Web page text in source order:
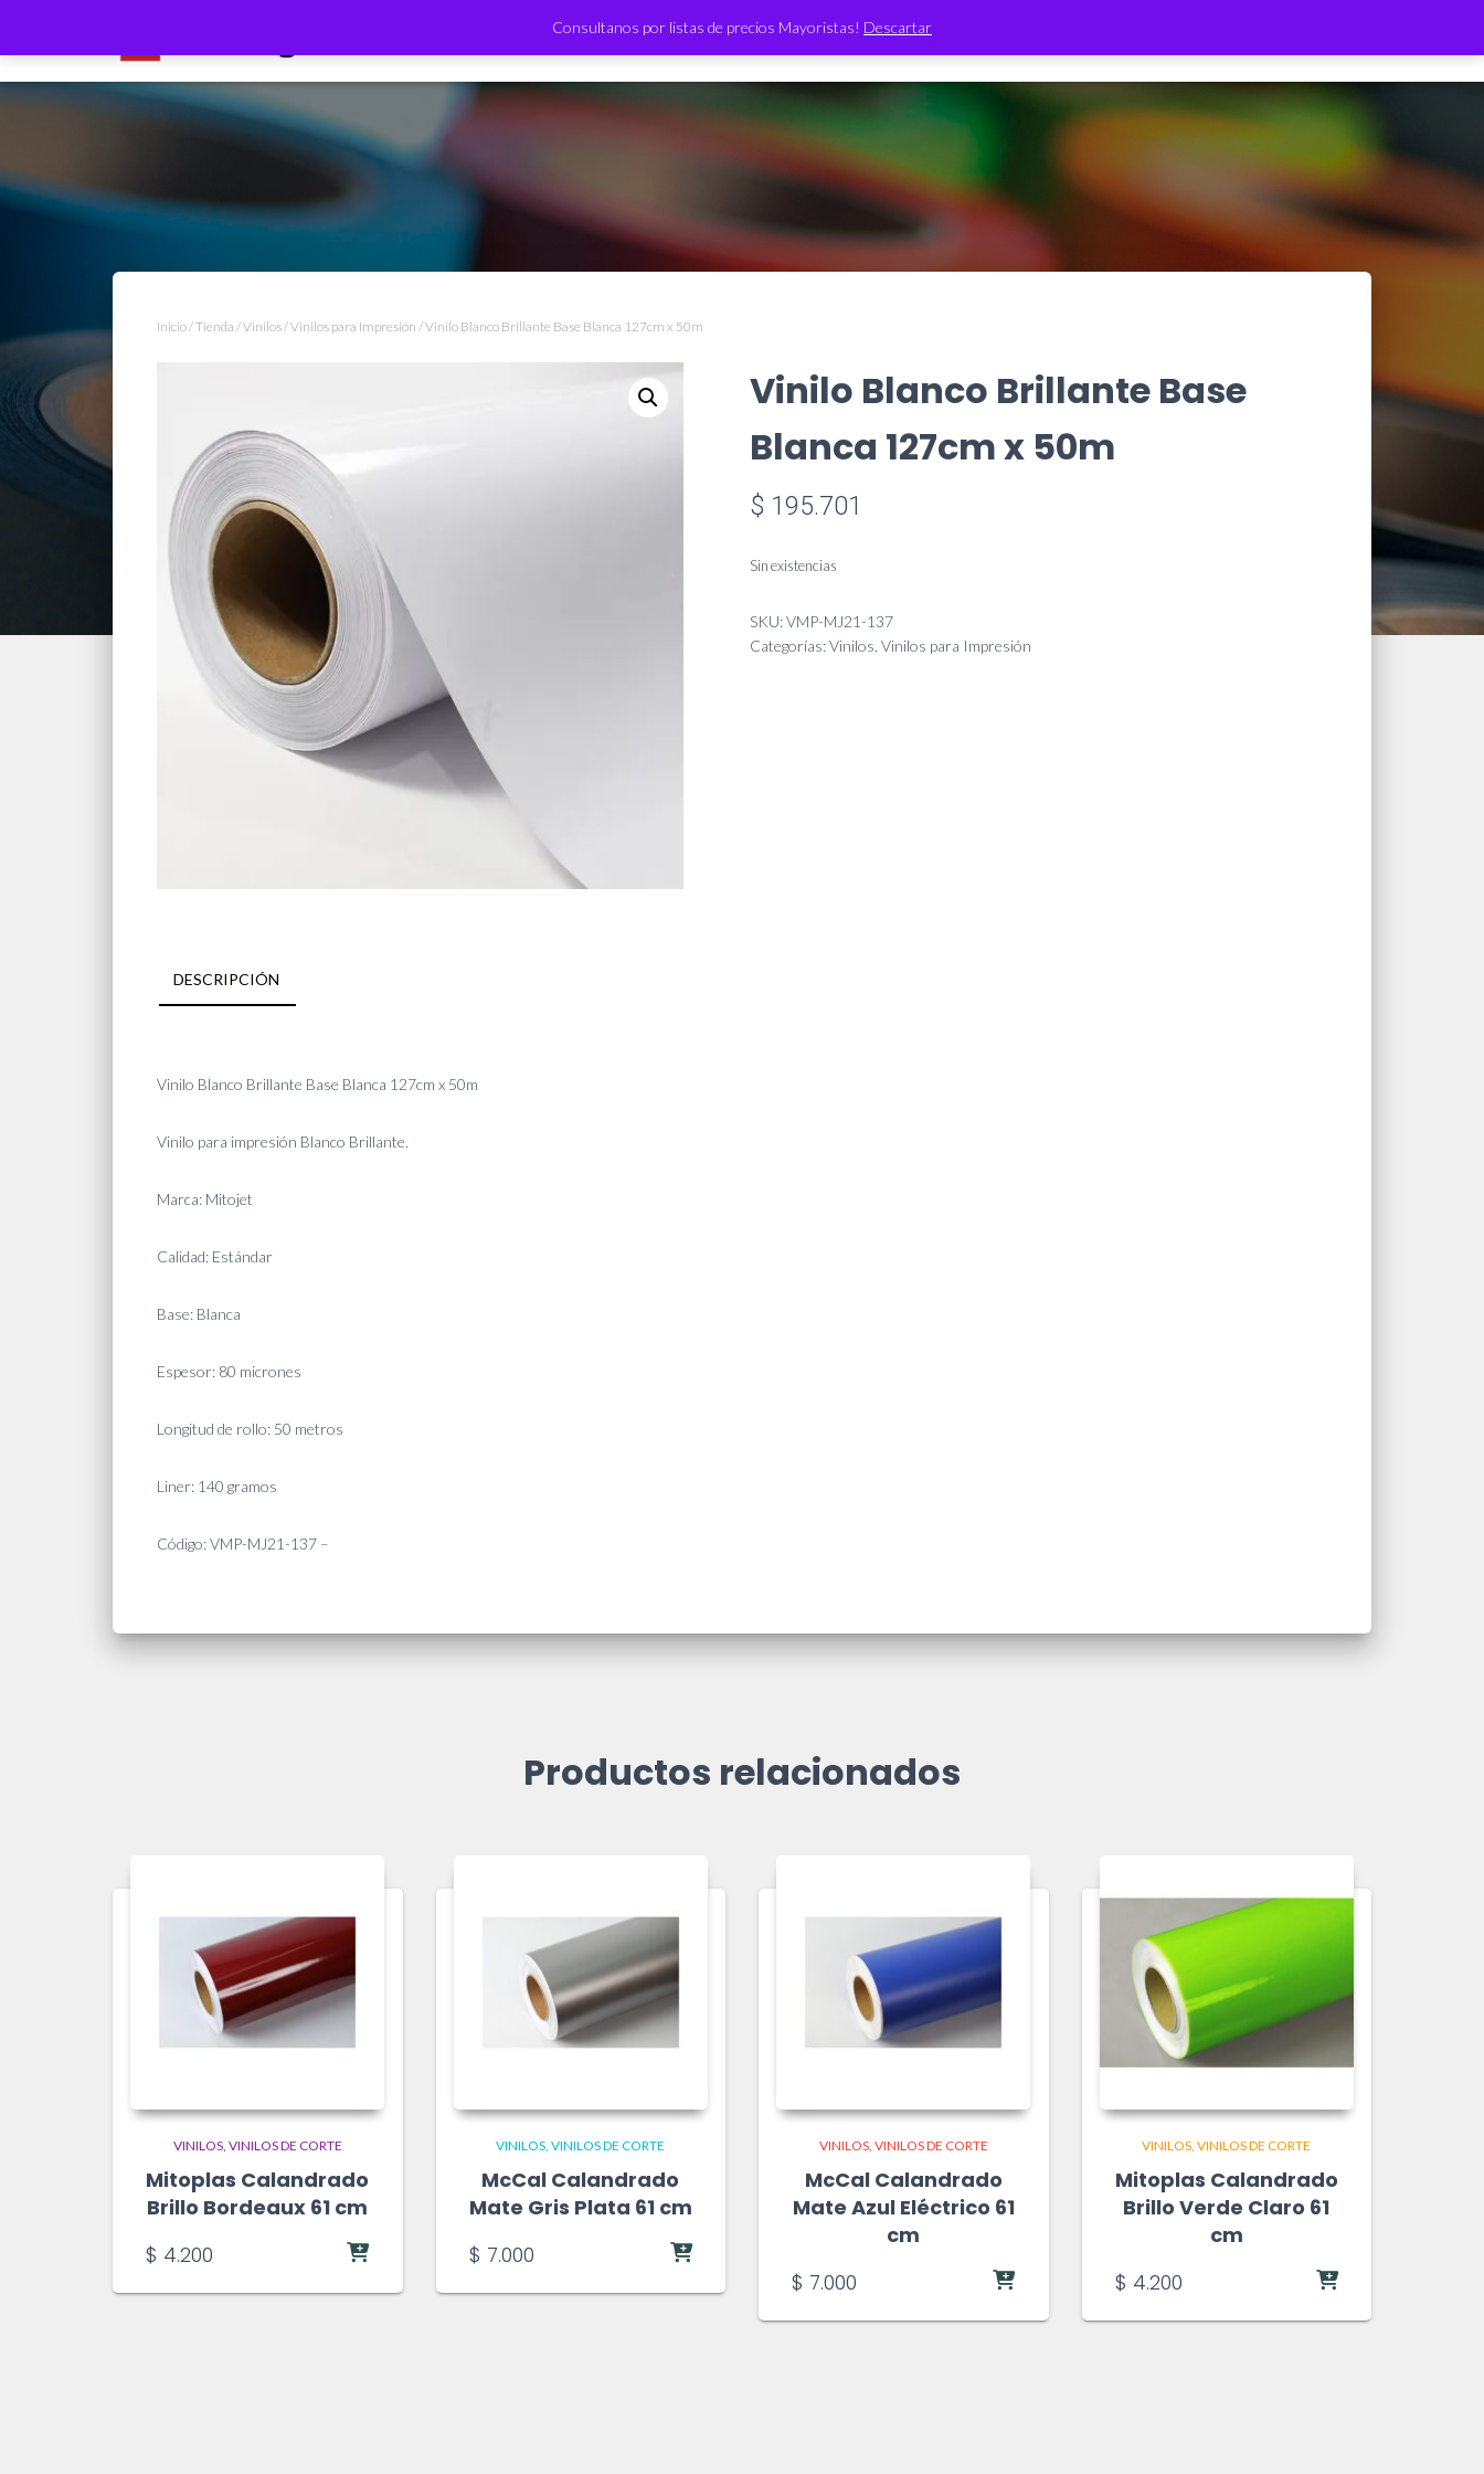
Consultanos por listas de precios Mayoristas! Descartar
TIENDA
Inicio/Tienda /Vinilos/Vinilos para Impresión / Vinilo Blanco Brillante Base Blanca 127cm x 50m
Vinilo Blanco Brillante Base
Blanca 127cm x 50m
$ 195.701
Sin existencias
SKU:VMP-MJ21-137
Categorías:Vinilos Vinilos para Impresión
DESCRIPCIÓN
Vinilo Blanco Brillante Base Blanca 127cm x 50m
Vinilo para impresión Blanco Brillante.
Marca: Mitojet
Calidad: Estándar
Base: Blanca
Espesor: 80 micrones
Longitud de rollo: 50 metros
Liner: 140 gramos
Código: VMP-MJ21-137 –
Productos relacionados
VINILOS VINILOS DE CORTE
Mitoplas Calandrado
Brillo Bordeaux 61 cm
$ 4.200
VINILOS VINILOS DE CORTE
McCal Calandrado
Mate Gris Plata 61 cm
$ 7.000
VINILOS VINILOS DE CORTE
McCal Calandrado
Mate Azul Eléctrico 61
cm
$ 7.000
VINILOS VINILOS DE CORTE
Mitoplas Calandrado
Brillo Verde Claro 61
cm
$ 4.200